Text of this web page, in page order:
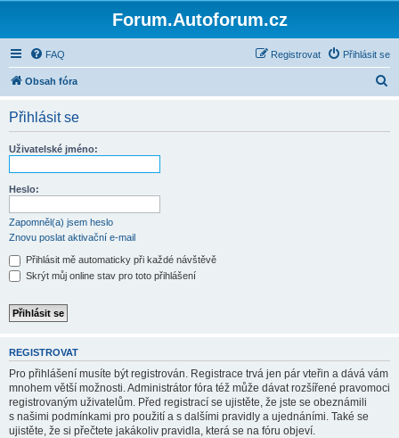
Forum.Autoforum.cz
FAQ Přihlásit se
Registrovat
Obsah fóra
Přihlásit se
Uživatelské jméno:
Heslo:
Zapomněl(a) jsem heslo
Znovu poslat aktivační e-mail
Přihlásit mě automaticky při každé návštěvě
Skrýt můj online stav pro toto přihlášení
REGISTROVAT
Pro přihlášení musíte být registrován. Registrace trvá jen pár vteřin a dává vám
mnohem větší možnosti. Administrátor fóra též může dávat rozšířené pravomoci
registrovaným uživatelům. Před registrací se ujistěte, že jste se obeznámili
s našimi podmínkami pro použití a s dalšími pravidly a ujednáními. Také se
ujistěte, že si přečtete jakákoliv pravidla, která se na fóru objeví.